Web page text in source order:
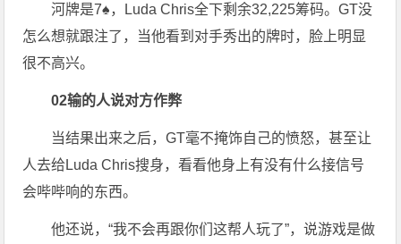
河牌是7♠，Luda Chris全下剩余32,225筹码。GT没
怎么想就跟注了，当他看到对手秀出的牌时，脸上明显
很不高兴。
02输的人说对方作弊
当结果出来之后，GT毫不掩饰自己的愤怒，甚至让
人去给Luda Chris搜身，看看他身上有没有什么接信号
会哔哔响的东西。
他还说，“我不会再跟你们这帮人玩了”，说游戏是做